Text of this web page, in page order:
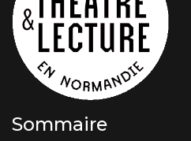
Sommaire